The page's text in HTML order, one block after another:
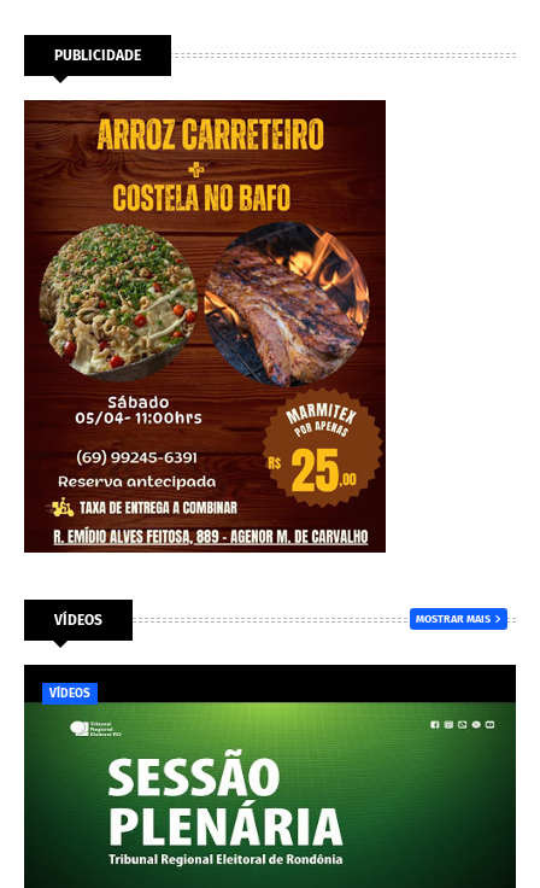
PUBLICIDADE
VÍDEOS MOSTRAR MAIS
VÍDEOS